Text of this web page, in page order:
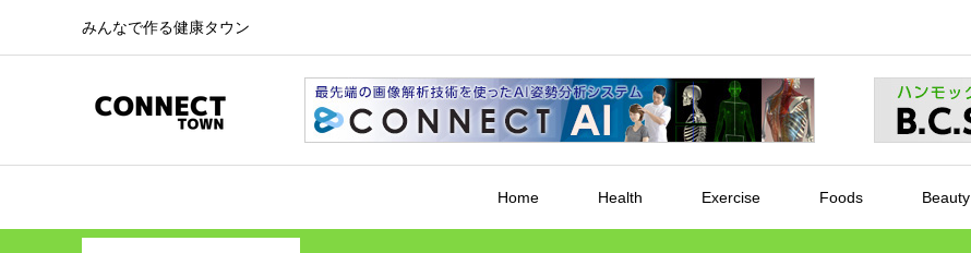
みんなで作る健康タウン
Home Health Exercise Foods Beauty